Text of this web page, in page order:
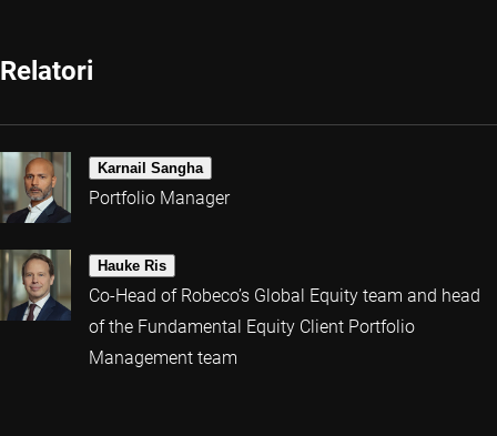
Relatori
Karnail Sangha
Portfolio Manager
Hauke Ris
Co-Head of Robeco’s Global Equity team and head
of the Fundamental Equity Client Portfolio
Management team